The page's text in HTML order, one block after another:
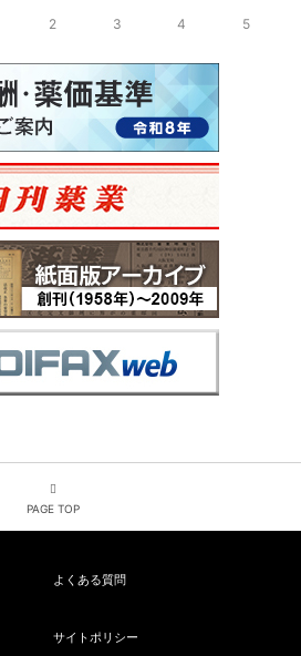
2 3 4 5
PAGE TOP
よくある質問
サイトポリシー